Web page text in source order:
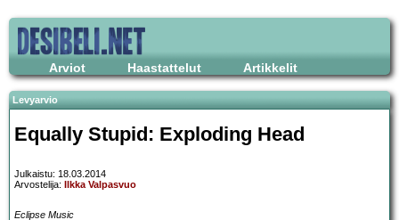
Arviot Haastattelut Artikkelit
Levyarvio
Equally Stupid: Exploding Head
Julkaistu: 18.03.2014
Arvostelija:
Ilkka Valpasvuo
Eclipse Music